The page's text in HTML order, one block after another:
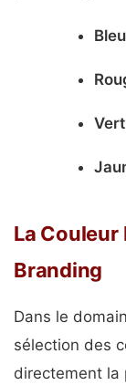
La Couleur
Branding
Dans le
sélection des
directement la